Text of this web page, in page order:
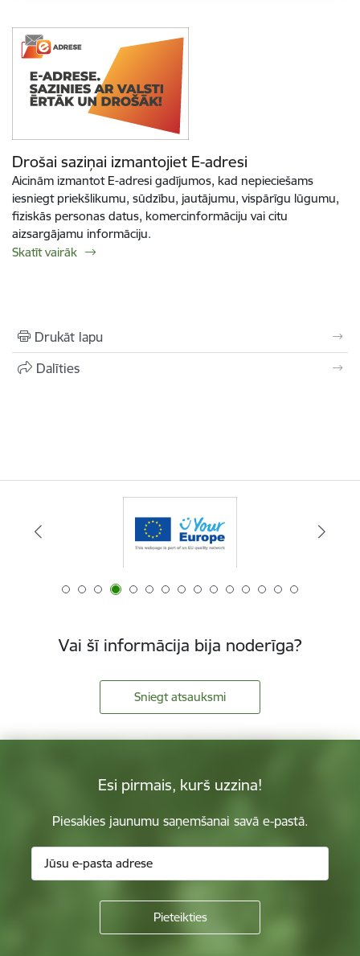
Drošai saziņai izmantojiet E-adresi
Aicinām izmantot E-adresi gadījumos, kad nepieciešams
iesniegt priekšlikumu, sūdzību, jautājumu, vispārīgu lūgumu,
fiziskās personas datus, komercinformāciju vai citu
aizsargājamu informāciju.
Skatīt vairāk
Drukāt lapu
Dalīties
Vai šī informācija bija noderīga?
Sniegt atsauksmi
Esi pirmais, kurš uzzina!
Piesakies jaunumu saņemšanai savā e-pastā.